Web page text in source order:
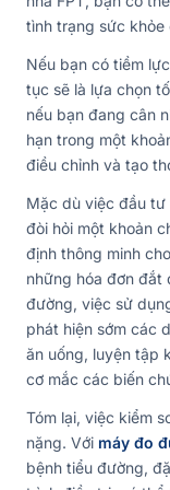
tình trạng sức khỏe
Nếu bạn có tiềm
tục sẽ là lựa chọn
nếu bạn đang cân
hạn trong một
điều chỉnh và tạo
Mặc dù việc đầu
đòi hỏi một khoản
định thông minh
những hóa đơn đắt
đường, việc sử
phát hiện sớm các
ăn uống, luyện tập
cơ mắc các biến
Tóm lại, việc kiểm
nặng. Với máy đo
bệnh tiểu đường,